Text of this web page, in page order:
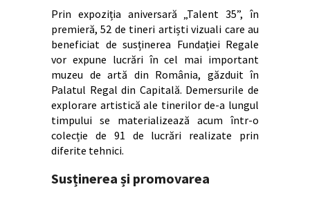
Prin expoziția aniversară „Talent 35”, în
premieră, 52 de tineri artiști vizuali care au
beneficiat de susținerea Fundației Regale
vor expune lucrări în cel mai important
muzeu de artă din România, găzduit în
Palatul Regal din Capitală. Demersurile de
explorare artistică ale tinerilor de-a lungul
timpului se materializează acum într-o
colecție de 91 de lucrări realizate prin
diferite tehnici.
Susținerea și promovarea